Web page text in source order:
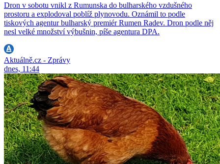
Dron v sobotu vnikl z Rumunska do bulharského vzdušného
prostoru a explodoval poblíž plynovodu. Oznámil to podle
tiskových agentur bulharský premiér Rumen Radev. Dron podle něj
nesl velké množství výbušnin, píše agentura DPA.
Aktuálně.cz - Zprávy
dnes, 11:44